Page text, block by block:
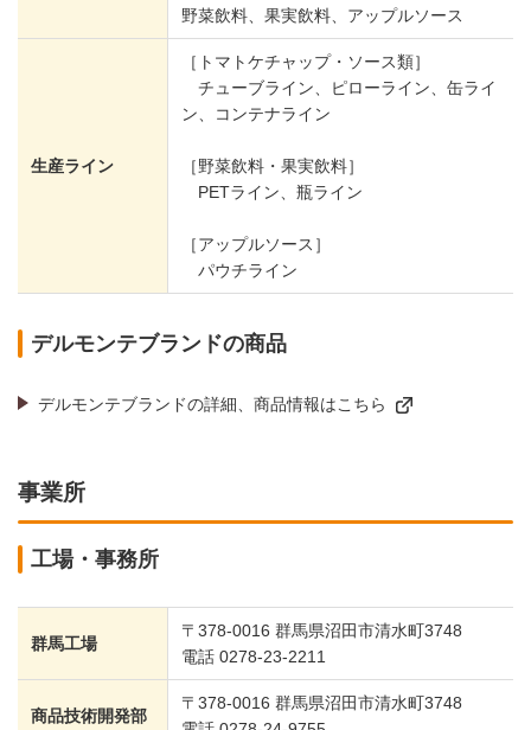
野菜飲料、果実飲料、アップルソース
生産ライン
［トマトケチャップ・ソース類］
チューブライン、ピローライン、缶ライ
ン、コンテナライン
［野菜飲料・果実飲料］
PETライン、瓶ライン
［アップルソース］
パウチライン
デルモンテブランドの商品
デルモンテブランドの詳細、商品情報はこちら
事業所
工場・事務所
群馬工場
〒378-0016 群馬県沼田市清水町3748
電話 0278-23-2211
商品技術開発部
〒378-0016 群馬県沼田市清水町3748